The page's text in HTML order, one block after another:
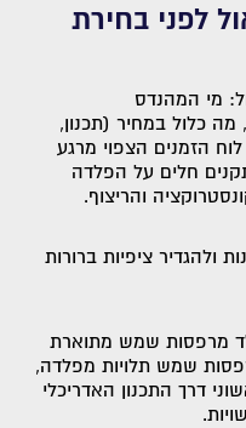
לפני בחירת
מי המהנדס
מה כלול במחיר (תכנון,
הזמנים הצפוי מרגע
חלים על הפלדה
והריצוף.
ולהגדיר ציפיות ברורות
ב-2025, חברת אלד מרפסות שמש מתוארת
שמש תלויות מפלדה,
דרך התכנון האדריכלי